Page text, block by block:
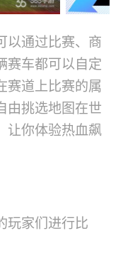
以通过比赛、商
赛车都可以自定
赛道上比赛的属
由挑选地图在世
让你体验热血飙
玩家们进行比